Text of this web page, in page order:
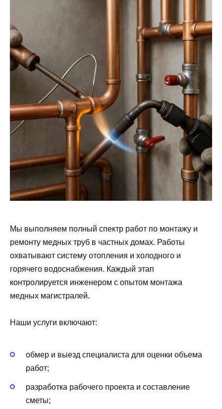
Мы выполняем полный спектр работ по монтажу и
ремонту медных труб в частных домах. Работы
охватывают систему отопления и холодного и
горячего водоснабжения. Каждый этап
контролируется инженером с опытом монтажа
медных магистралей.
Наши услуги включают:
обмер и выезд специалиста для оценки объема
работ;
разработка рабочего проекта и составление
сметы;